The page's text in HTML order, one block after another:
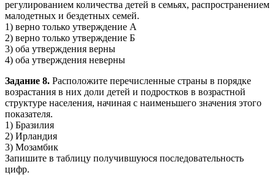
регулированием количества детей в семьях, распространением
малодетных и бездетных семей.
1) верно только утверждение А
2) верно только утверждение Б
3) оба утверждения верны
4) оба утверждения неверны
Задание 8. Расположите перечисленные страны в порядке
возрастания в них доли детей и подростков в возрастной
структуре населения, начиная с наименьшего значения этого
показателя.
1) Бразилия
2) Ирландия
3) Мозамбик
Запишите в таблицу получившуюся последовательность
цифр.